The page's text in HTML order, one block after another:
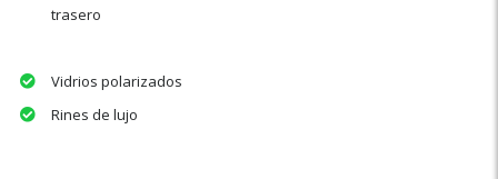
trasero
Vidrios polarizados
Rines de lujo